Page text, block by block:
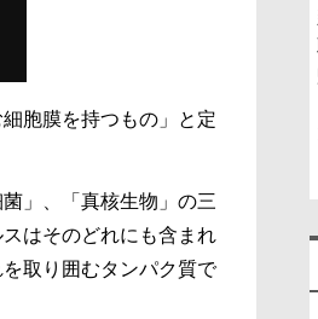
胞膜を持つもの」と定
」、「真核生物」の三
はそのどれにも含まれ
取り囲むタンパク質で